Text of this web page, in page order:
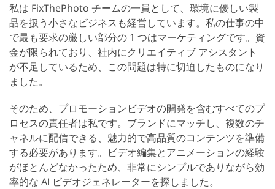
私は FixThePhoto チームの一員として、環境に優しい製
品を扱う小さなビジネスも経営しています。私の仕事の中
で最も要求の厳しい部分の 1 つはマーケティングです。資
金が限られており、社内にクリエイティブ アシスタント
が不足しているため、この問題は特に切迫したものになり
ました。
そのため、プロモーションビデオの開発を含むすべてのプ
ロセスの責任者は私です。ブランドにマッチし、複数のチ
ャネルに配信できる、魅力的で高品質のコンテンツを準備
する必要があります。ビデオ編集とアニメーションの経験
がほとんどなかったため、非常にシンプルでありながら効
率的な AI ビデオジェネレーターを探しました。